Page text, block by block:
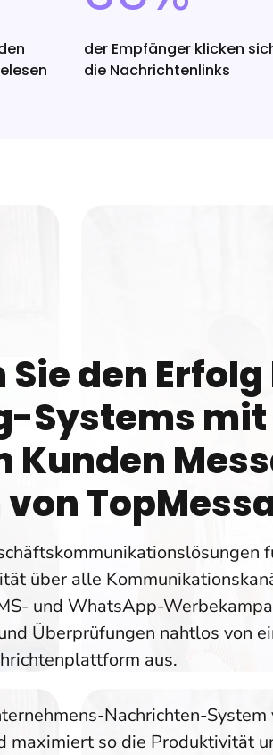
der Empfänger klicken
die Nachrichtenlinks
den
Systems
Kunden
über alle
und WhatsApp-
Überprüfungen nahtlos von
aus.
Nachrichten-System
maximiert so die Produktivität